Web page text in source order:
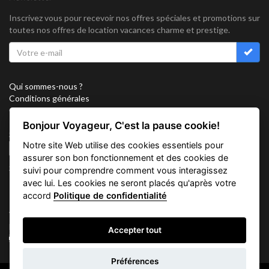
d'informations
Inscrivez vous pour recevoir nos offres spéciales et promotions sur
toutes nos offres de location vacances charme et prestige.
Qui sommes-nous ?
Conditions générales
Confidentialité
Partenariat
Sitemap
Cookies
Suivez nous sur
Vacation Key Corp. 2905 Point East Drive #L-215. Aventura.
FLORIDA 33160.
Bonjour Voyageur, C'est la pause cookie!
Notre site Web utilise des cookies essentiels pour
assurer son bon fonctionnement et des cookies de
suivi pour comprendre comment vous interagissez
avec lui. Les cookies ne seront placés qu'après votre
accord Politique de confidentialité
Accepter tout
Préférences